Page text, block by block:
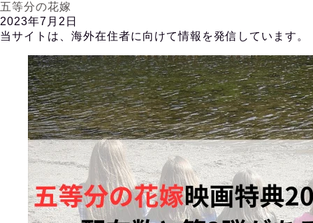
五等分の花嫁
2023年7月2日
当サイトは、海外在住者に向けて情報を発信しています。